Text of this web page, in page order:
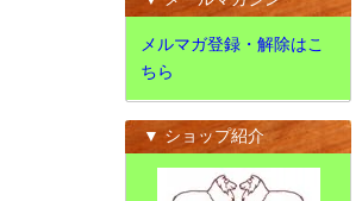
メルマガ登録・解除はこ
ちら
▼ ショップ紹介